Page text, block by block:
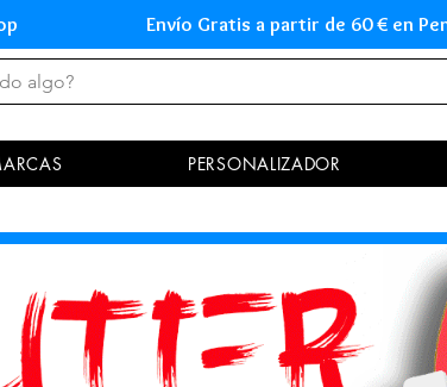
Envío Gratis a partir de 60 € en
PERSONALIZADOR